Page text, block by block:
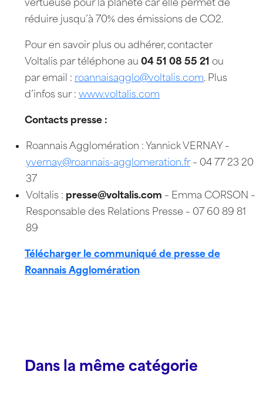
vertueuse pour la planète car elle permet de
réduire jusqu’à 70% des émissions de CO2.
Pour en savoir plus ou adhérer, contacter
Voltalis par téléphone au 04 51 08 55 21 ou
par email : roannaisagglo@voltalis.com. Plus
d’infos sur : www.voltalis.com
Contacts presse :
Roannais Agglomération : Yannick VERNAY –
yvernay@roannais-agglomeration.fr– 04 77 23 20
37
Voltalis : presse@voltalis.com – Emma CORSON –
Responsable des Relations Presse – 07 60 89 81
89
Télécharger le communiqué de presse de
Roannais Agglomération
Dans la même catégorie